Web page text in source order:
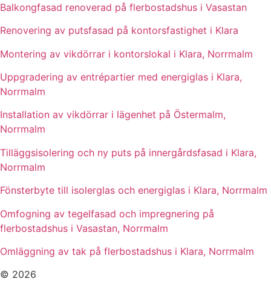
Balkongfasad renoverad på flerbostadshus i Vasastan
Renovering av putsfasad på kontorsfastighet i Klara
Montering av vikdörrar i kontorslokal i Klara, Norrmalm
Uppgradering av entrépartier med energiglas i Klara,
Norrmalm
Installation av vikdörrar i lägenhet på Östermalm,
Norrmalm
Tilläggsisolering och ny puts på innergårdsfasad i Klara,
Norrmalm
Fönsterbyte till isolerglas och energiglas i Klara, Norrmalm
Omfogning av tegelfasad och impregnering på
flerbostadshus i Vasastan, Norrmalm
Omläggning av tak på flerbostadshus i Klara, Norrmalm
© 2026